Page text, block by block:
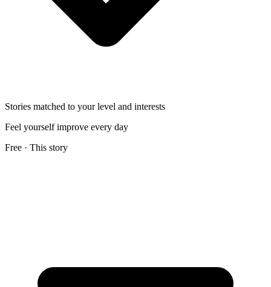
Stories matched to your level and interests
Feel yourself improve every day
Free · This story